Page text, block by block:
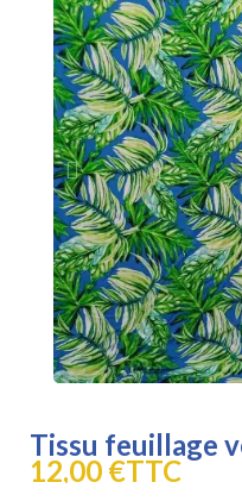
Tissu feuillage
12,00 €TTC